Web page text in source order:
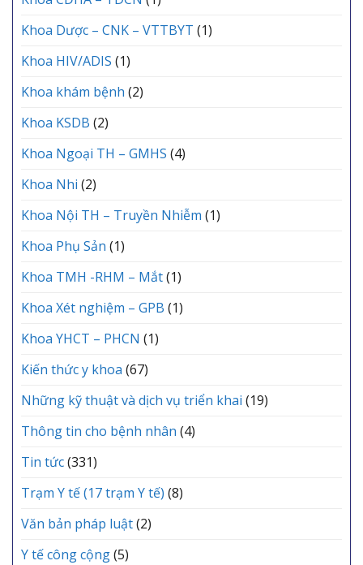
Khoa Dược – CNK – VTTBYT (1)
Khoa HIV/ADIS (1)
Khoa khám bệnh (2)
Khoa KSDB (2)
Khoa Ngoại TH – GMHS (4)
Khoa Nhi (2)
Khoa Nội TH – Truyền Nhiễm (1)
Khoa Phụ Sản (1)
Khoa TMH -RHM – Mắt(1)
Khoa Xét nghiệm – GPB (1)
Khoa YHCT – PHCN (1)
Kiến thức y khoa (67)
Những kỹ thuật và dịch vụ triển khai (19)
Thông tin cho bệnh nhân (4)
Tin tức(331)
Trạm Y tế (17 trạm Y tế) (8)
Văn bản pháp luật(2)
Y tế công cộng(5)